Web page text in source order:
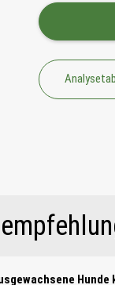
Hunde